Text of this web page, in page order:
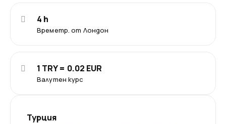
Времетр. от Лондон
4 h
Валутен курс
1 TRY = 0.02 EUR
Турция